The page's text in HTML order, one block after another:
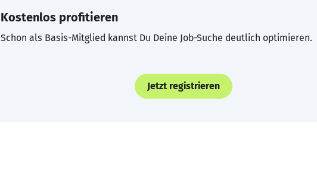
Kostenlos profitieren
Schon als Basis-Mitglied kannst Du Deine Job-Suche deutlich optimieren.
Jetzt registrieren